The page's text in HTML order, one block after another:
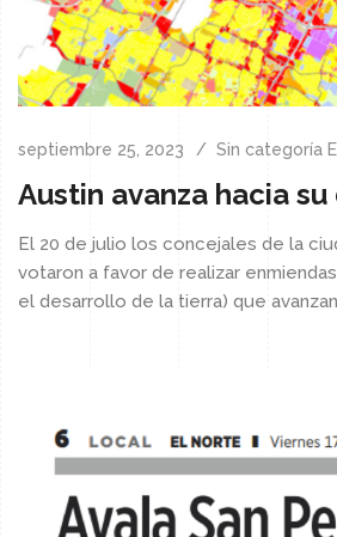
septiembre 25, 2023 Sin categoría
El 20 de julio los concejales de la
votaron a favor de realizar
el desarrollo de la tierra) que